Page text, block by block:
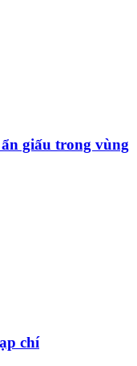
giấu trong vùng
chí